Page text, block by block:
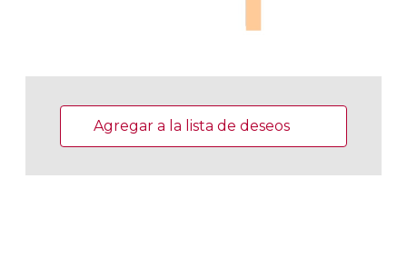
actuales:Agregar a la lista de deseos